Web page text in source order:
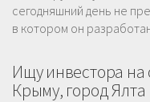
сегодняшний день не
в котором он
Ищу инвестора на
Крыму, город Ялта